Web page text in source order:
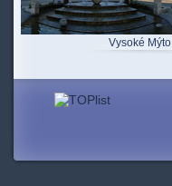
Vysoké Mýto